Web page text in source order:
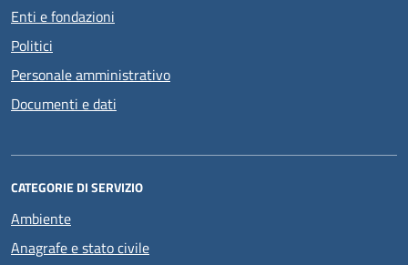
Enti e fondazioni
Politici
Personale amministrativo
Documenti e dati
CATEGORIE DI SERVIZIO
Ambiente
Anagrafe e stato civile